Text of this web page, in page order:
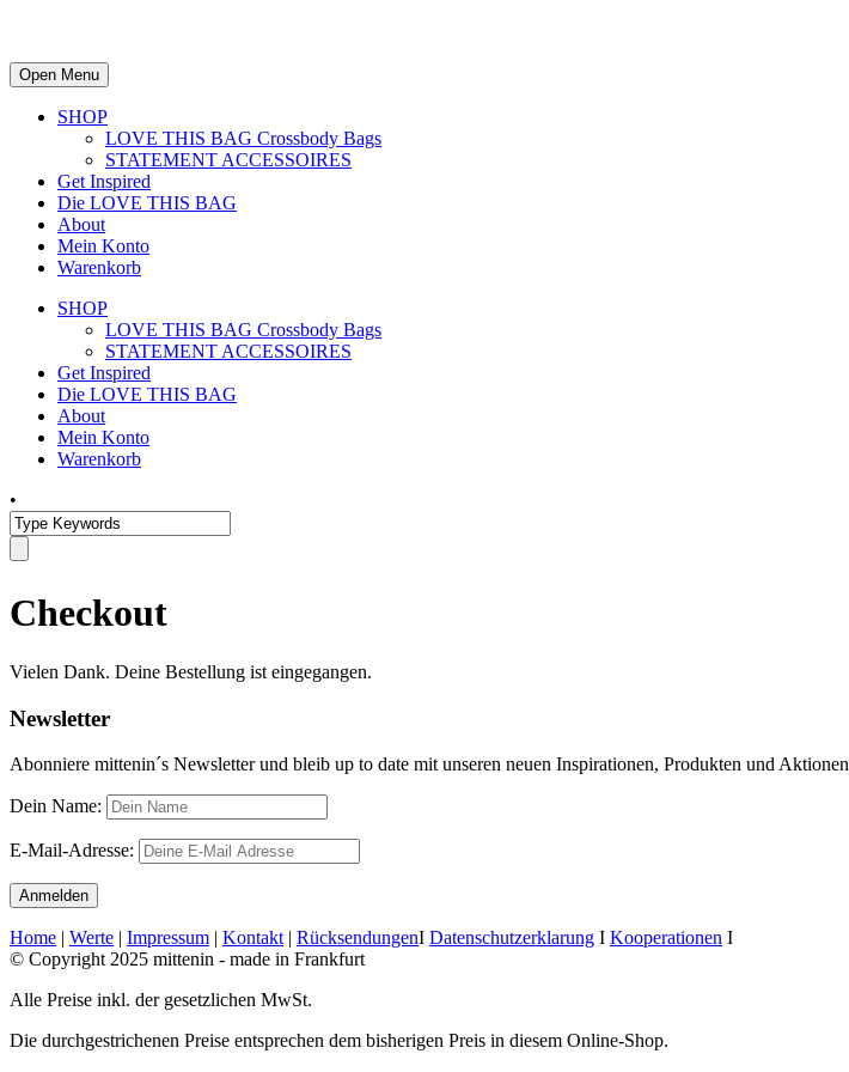
Open Menu
SHOP
LOVE THIS BAG Crossbody Bags
STATEMENT ACCESSOIRES
Get Inspired
Die LOVE THIS BAG
About
Mein Konto
Warenkorb
SHOP
LOVE THIS BAG Crossbody Bags
STATEMENT ACCESSOIRES
Get Inspired
Die LOVE THIS BAG
About
Mein Konto
Warenkorb
•
Checkout
Vielen Dank. Deine Bestellung ist eingegangen.
Newsletter
Abonniere mittenin´s Newsletter und bleib up to date mit unseren neuen Inspirationen, Produkten und Aktionen
Dein Name:
E-Mail-Adresse:
Home | Werte | Impressum | Kontakt | RücksendungenI Datenschutzerklarung I Kooperationen I
© Copyright 2025 mittenin - made in Frankfurt
Alle Preise inkl. der gesetzlichen MwSt.
Die durchgestrichenen Preise entsprechen dem bisherigen Preis in diesem Online-Shop.